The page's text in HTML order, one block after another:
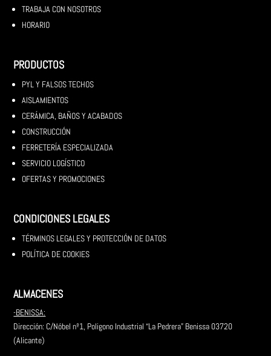
TRABAJA CON NOSOTROS
HORARIO
PRODUCTOS
PYL Y FALSOS TECHOS
AISLAMIENTOS
CERÁMICA, BAÑOS Y ACABADOS
CONSTRUCCIÓN
FERRETERÍA ESPECIALIZADA
SERVICIO LOGÍSTICO
OFERTAS Y PROMOCIONES
CONDICIONES LEGALES
TÉRMINOS LEGALES Y PROTECCIÓN DE DATOS
POLÍTICA DE COOKIES
ALMACENES
-BENISSA:
Dirección: C/Nóbel nº1, Poligono Industrial “La Pedrera” Benissa 03720
(Alicante)